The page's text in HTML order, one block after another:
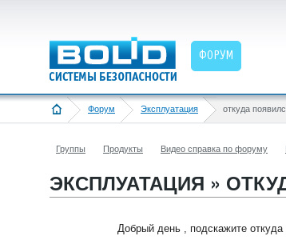
ФОРУМ
Форум Эксплуатация
Группы Продукты Видео справка по форуму
ЭКСПЛУАТАЦИЯ »
Добрый день , подскажите